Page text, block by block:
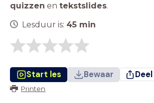
quizzen en tekstslides.
Lesduur is: 45 min
Start les Bewaar Deel
Printen